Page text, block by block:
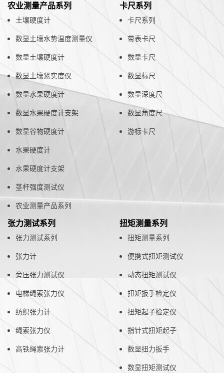
农业测量产品系列
土壤硬度计
数显土壤水势温度测量仪
数显土壤硬度计
数显土壤紧实度仪
数显水果硬度计
数显水果硬度计支架
数显谷物硬度计
水果硬度计
水果硬度计支架
茎杆强度测试仪
农业测量产品系列
卡尺系列
卡尺系列
带表卡尺
数显卡尺
数显标尺
数显深度尺
数显角度尺
游标卡尺
张力测试系列
张力测试系列
张力计
旁压张力测试仪
电梯绳索张力仪
纺织张力计
绳索张力仪
高铁绳索张力计
扭矩测量系列
扭矩测量系列
便携式扭矩测试仪
动态扭矩测试仪
扭矩扳手检定仪
扭矩起子检定仪
指针式扭矩起子
数显扭力扳手
数显扭矩测试仪